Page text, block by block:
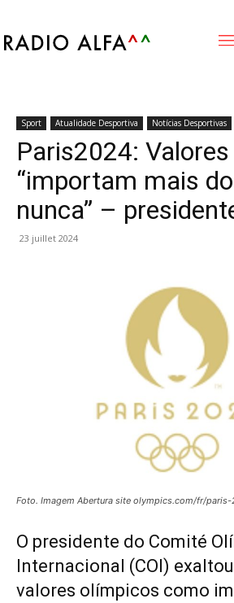
Sport Atualidade Desportiva Notícias Desportivas
Paris2024:
“importam mais
nunca” –
23 juillet 2024
Foto. Imagem Abertura site olympics.com/fr/
O presidente do Comité
Internacional (COI)
valores olímpicos como